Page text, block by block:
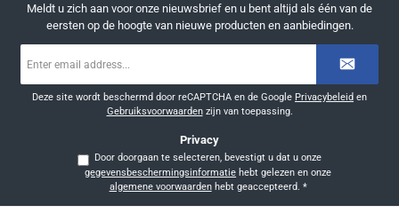
Meldt u zich aan voor onze nieuwsbrief en u bent altijd als één van de
eersten op de hoogte van nieuwe producten en aanbiedingen.
mailadres
Deze site wordt beschermd door reCAPTCHA en de Google Privacybeleid en
Gebruiksvoorwaardenzijn van toepassing.
Privacy
Door doorgaan te selecteren, bevestigt u dat u onze
gegevensbeschermingsinformatie
algemene voorwaardenhebt geaccepteerd. *